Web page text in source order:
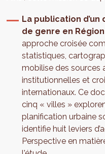
La publication
de genre en
approche croisée
statistiques,
mobilise des sources
institutionnelles et
internationaux. Ce
cinq « villes »
planification urbaine
identifie huit leviers
Perspective en